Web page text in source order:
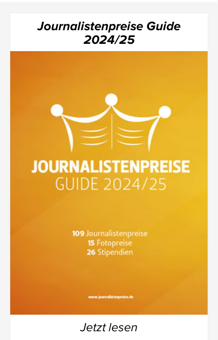
Journalistenpreise Guide
2024/25
Jetzt lesen